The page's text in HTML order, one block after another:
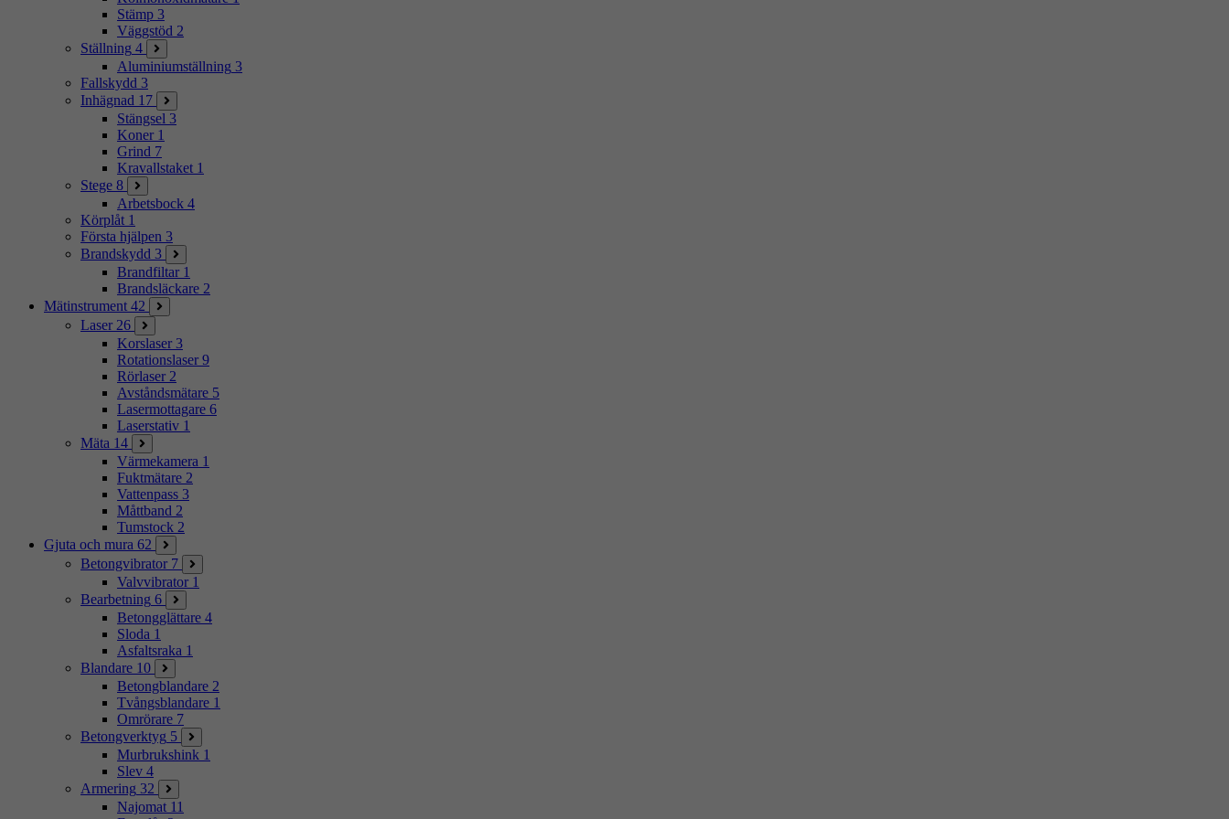
Stämp 3
Väggstöd 2
Ställning 4
Aluminiumställning 3
Fallskydd 3
Inhägnad 17
Stängsel 3
Koner 1
Grind 7
Kravallstaket 1
Stege 8
Arbetsbock 4
Körplåt 1
Första hjälpen 3
Brandskydd 3
Brandfiltar 1
Brandsläckare 2
Mätinstrument 42
Laser 26
Korslaser 3
Rotationslaser 9
Rörlaser 2
Avståndsmätare 5
Lasermottagare 6
Laserstativ 1
Mäta 14
Värmekamera 1
Fuktmätare 2
Vattenpass 3
Måttband 2
Tumstock 2
Gjuta och mura 62
Betongvibrator 7
Valvvibrator 1
Bearbetning 6
Betongglättare 4
Sloda 1
Asfaltsraka 1
Blandare 10
Betongblandare 2
Tvångsblandare 1
Omrörare 7
Betongverktyg 5
Murbrukshink 1
Slev 4
Armering 32
Najomat 11